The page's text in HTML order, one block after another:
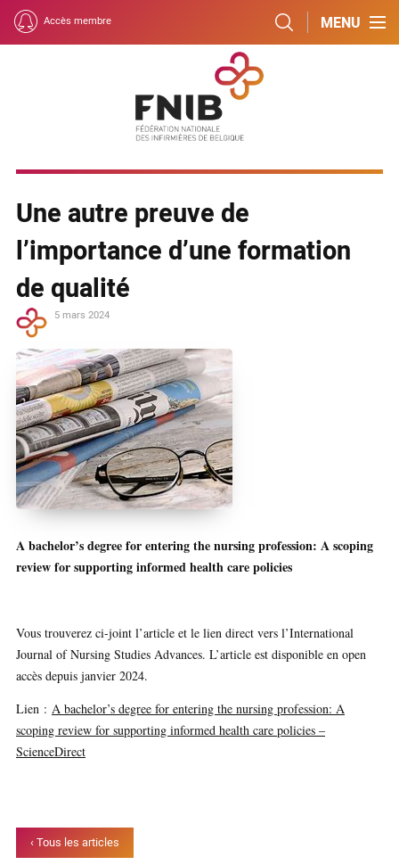
MENU
Accès membre
Une autre preuve de
l’importance d’une formation
de qualité
5 mars 2024
A bachelor’s degree for entering the nursing profession: A scoping
review for supporting informed health care policies
Vous trouverez ci-joint l’article et le lien direct vers l’International
Journal of Nursing Studies Advances. L’article est disponible en open
accès depuis janvier 2024.
Lien : A bachelor’s degree for entering the nursing profession: A
scoping review for supporting informed health care policies –
ScienceDirect
‹ Tous les articles